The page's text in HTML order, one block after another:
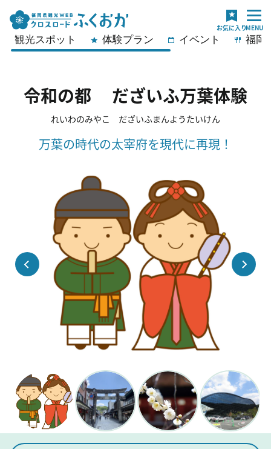
観光スポット 体験プラン イベント 福岡
令和の都 だざいふ万葉体験
れいわのみやこ だざいふまんようたいけん
万葉の時代の太宰府を現代に再現！